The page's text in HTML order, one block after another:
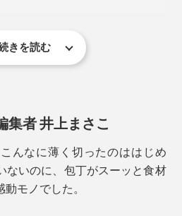
ります。
長期間研がずに切れ味が持続す
きを読む
集者 井上まさこ
んなに薄く切ったのははじめ
ないのに、包丁がスーッと食材
モノでした。